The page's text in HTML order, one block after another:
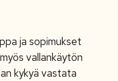
ja sopimukset
vallankäytön
kykyä vastata